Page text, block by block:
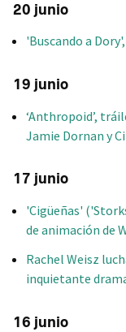
20 junio
'Buscando a
19 junio
‘Anthropoid’,
Jamie Dornan y
17 junio
'Cigüeñas'
de animación de
Rachel Weisz
inquietante
16 junio